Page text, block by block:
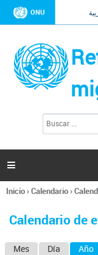
ONU
l
s

Se
usted
Inicio›Calendario›
Calendario de
Mes Día Año